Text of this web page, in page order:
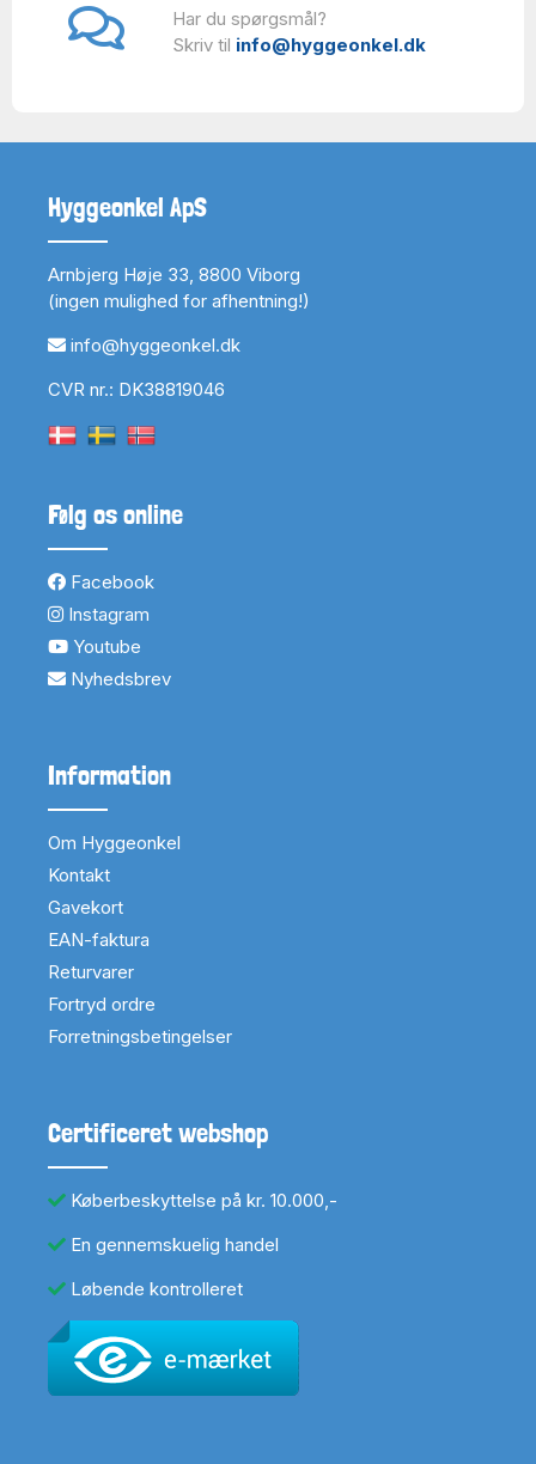
Har du spørgsmål?
Skriv til info@hyggeonkel.dk
Hyggeonkel ApS
Arnbjerg Høje 33, 8800 Viborg
(ingen mulighed for afhentning!)
info@hyggeonkel.dk
CVR nr.: DK38819046
Følg os online
Facebook
Instagram
Youtube
Nyhedsbrev
Information
Om Hyggeonkel
Kontakt
Gavekort
EAN-faktura
Returvarer
Fortryd ordre
Forretningsbetingelser
Certificeret webshop
Køberbeskyttelse på kr. 10.000,-
En gennemskuelig handel
Løbende kontrolleret